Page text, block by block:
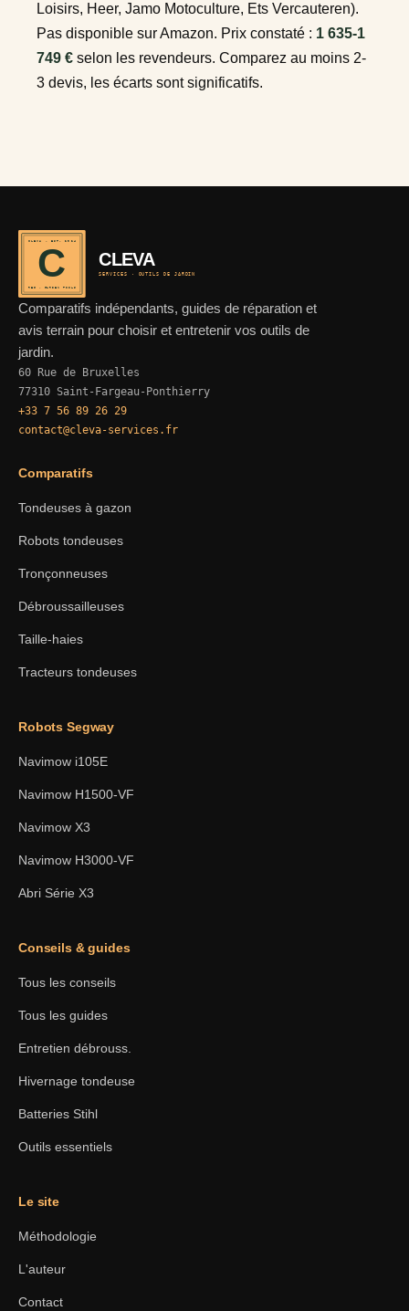
Loisirs, Heer, Jamo Motoculture, Ets Vercauteren).
Pas disponible sur Amazon. Prix constaté : 1 635-1
749 € selon les revendeurs. Comparez au moins 2-
3 devis, les écarts sont significatifs.
C
CLEVA · EST. 2024
REF · GARDEN TOOLS
CLEVA
SERVICES · OUTILS DE JARDIN
Comparatifs indépendants, guides de réparation et
avis terrain pour choisir et entretenir vos outils de
jardin.
60 Rue de Bruxelles
77310 Saint-Fargeau-Ponthierry
+33 7 56 89 26 29
contact@cleva-services.fr
Comparatifs
Tondeuses à gazon
Robots tondeuses
Tronçonneuses
Débroussailleuses
Taille-haies
Tracteurs tondeuses
Robots Segway
Navimow i105E
Navimow H1500-VF
Navimow X3
Navimow H3000-VF
Abri Série X3
Conseils & guides
Tous les conseils
Tous les guides
Entretien débrouss.
Hivernage tondeuse
Batteries Stihl
Outils essentiels
Le site
Méthodologie
L'auteur
Contact